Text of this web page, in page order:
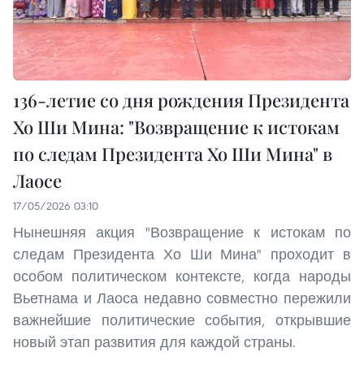
136-летие со дня рождения Президента
Хо Ши Мина: "Возвращение к истокам
по следам Президента Хо Ши Мина" в
Лаосе
17/05/2026 03:10
Нынешняя акция "Возвращение к истокам по
следам Президента Хо Ши Мина" проходит в
особом политическом контексте, когда народы
Вьетнама и Лаоса недавно совместно пережили
важнейшие политические события, открывшие
новый этап развития для каждой страны.